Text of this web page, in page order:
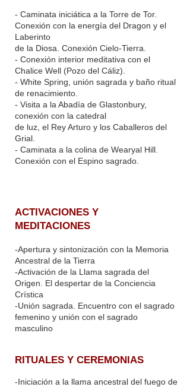
- Caminata iniciática a la Torre de Tor.
Conexión con la energía del Dragon y el
Laberinto
de la Diosa. Conexión Cielo-Tierra.
- Conexión interior meditativa con el
Chalice Well (Pozo del Cáliz).
- White Spring, unión sagrada y baño ritual
de renacimiento.
- Visita a la Abadía de Glastonbury,
conexión con la catedral
de luz, el Rey Arturo y los Caballeros del
Grial.
- Caminata a la colina de Wearyal Hill.
Conexión con el Espino sagrado.
ACTIVACIONES Y
MEDITACIONES
-Apertura y sintonización con la Memoria
Ancestral de la Tierra
-Activación de la Llama sagrada del
Origen. El despertar de la Conciencia
Crística
-Unión sagrada. Encuentro con el sagrado
femenino y unión con el sagrado
masculino
RITUALES Y CEREMONIAS
-Iniciación a la llama ancestral del fuego de